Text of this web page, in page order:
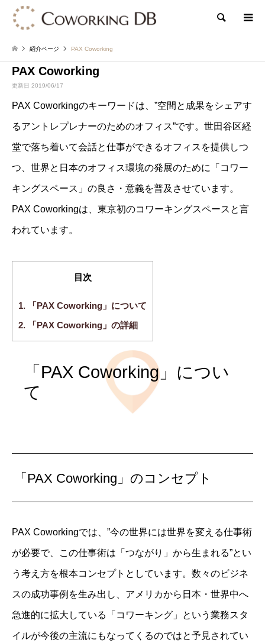
検索
紹介ページ PAX Coworking
PAX Coworking
更新日 2019/06/17
PAX Coworkingのキーワードは、”空間と成果をシェアす
るアントレプレナーのためのオフィス”です。世田谷区経
堂で落ち着いて会話と仕事ができるオフィスを提供しつ
つ、世界と日本のオフィス環境の発展のために「コワー
キングスペース」の良さ・意義を普及させています。
PAX Coworkingは、東京初のコワーキングスペースと言
われています。
目次
1. 「PAX Coworking」について
2. 「PAX Coworking」の詳細
「PAX Coworking」につい
て
「PAX Coworking」のコンセプト
PAX Coworkingでは、”今の世界には世界を変える仕事術
が必要で、この仕事術は「つながり」から生まれる”とい
う考え方を根本コンセプトとしています。数々のビジネ
スの成功事例を生み出し、アメリカから日本・世界中へ
急進的に拡大している「コワーキング」という業務スタ
イルが今後の主流にもなってくるのではと予見されてい